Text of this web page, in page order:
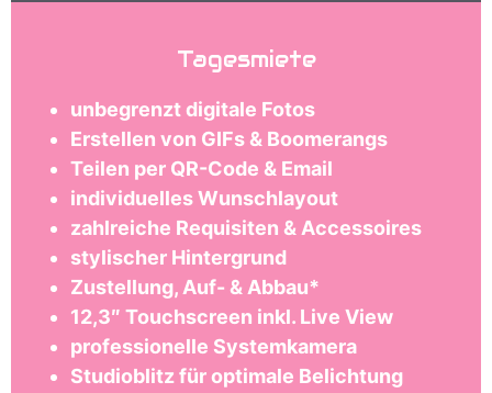
Tagesmiete
unbegrenzt digitale Fotos
Erstellen von GIFs & Boomerangs
Teilen per QR-Code & Email
individuelles Wunschlayout
zahlreiche Requisiten & Accessoires
stylischer Hintergrund
Zustellung, Auf- & Abbau*
12,3″ Touchscreen inkl. Live View
professionelle Systemkamera
Studioblitz für optimale Belichtung